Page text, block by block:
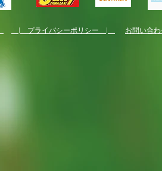
新規就農者研修
| プライバシーポリシー | お問い合